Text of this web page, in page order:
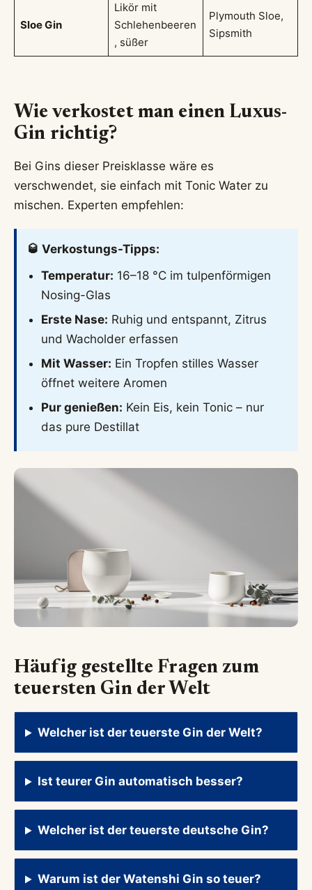
Sloe Gin
Likör mit
Schlehenbeeren
, süßer
Plymouth Sloe,
Sipsmith
Wie verkostet man einen Luxus-
Gin richtig?
Bei Gins dieser Preisklasse wäre es
verschwendet, sie einfach mit Tonic Water zu
mischen. Experten empfehlen:
🥃 Verkostungs-Tipps:
Temperatur: 16–18 °C im tulpenförmigen
Nosing-Glas
Erste Nase: Ruhig und entspannt, Zitrus
und Wacholder erfassen
Mit Wasser: Ein Tropfen stilles Wasser
öffnet weitere Aromen
Pur genießen: Kein Eis, kein Tonic – nur
das pure Destillat
Häufig gestellte Fragen zum
teuersten Gin der Welt
Welcher ist der teuerste Gin der Welt?
Ist teurer Gin automatisch besser?
Welcher ist der teuerste deutsche Gin?
Warum ist der Watenshi Gin so teuer?